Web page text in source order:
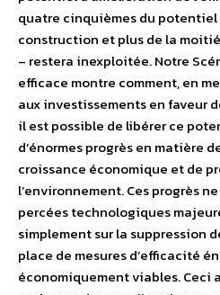
quatre cinquièmes du potentiel
construction et plus de la
– restera inexploitée. Notre
efficace montre comment, en
aux investissements en faveur
il est possible de libérer ce
d’énormes progrès en matière
croissance économique et de
l’environnement. Ces progrès
percées technologiques
simplement sur la suppression
place de mesures d’efficacité
économiquement viables. Ceci